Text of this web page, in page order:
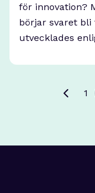
för innovation?
börjar svaret bli
utvecklades
1